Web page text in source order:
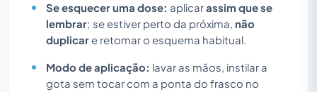
Se esquecer uma dose: aplicarassim que se
lembrar; se estiver perto da próxima, não
duplicare retomar o esquema habitual.
Modo de aplicação: lavar as mãos, instilar a
gota sem tocar com a ponta do frasco no